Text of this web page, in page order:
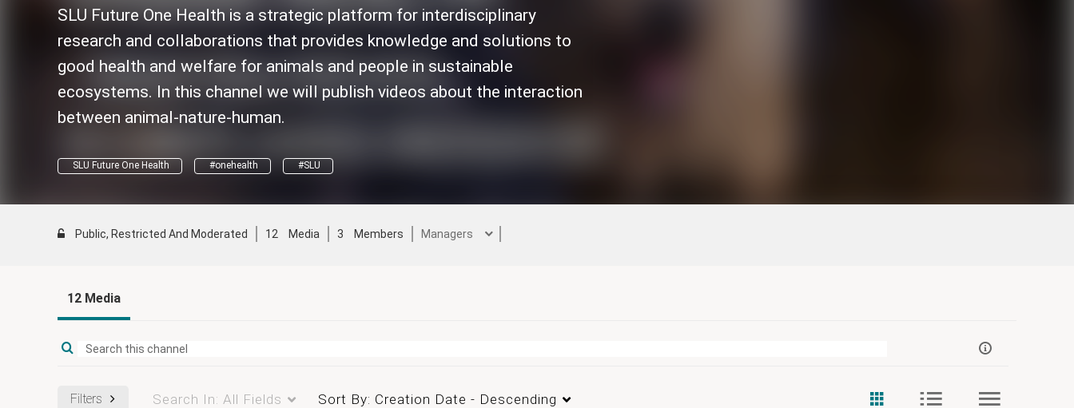
SLU Future One Health is a strategic platform for interdisciplinary
research and collaborations that provides knowledge and solutions to
good health and welfare for animals and people in sustainable
ecosystems. In this channel we will publish videos about the interaction
between animal-nature-human.
SLU Future One Health #onehealth #SLU
Public, Restricted And Moderated 12 Media 3 Members Managers
12 Media
Filters Search In: All Fields Sort By: Creation Date - Descending